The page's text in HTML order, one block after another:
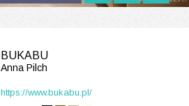
BUKABU
Anna Pilch
https://www.bukabu.pl/